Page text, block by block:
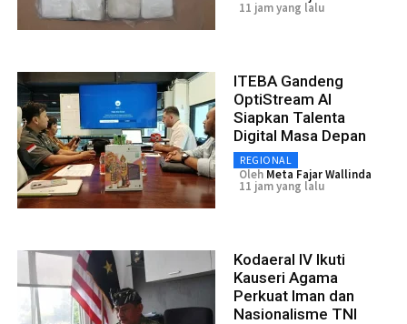
11 jam yang lalu
ITEBA Gandeng
OptiStream AI
Siapkan Talenta
Digital Masa Depan
REGIONAL
Oleh Meta Fajar Wallinda
11 jam yang lalu
Kodaeral IV Ikuti
Kauseri Agama
Perkuat Iman dan
Nasionalisme TNI